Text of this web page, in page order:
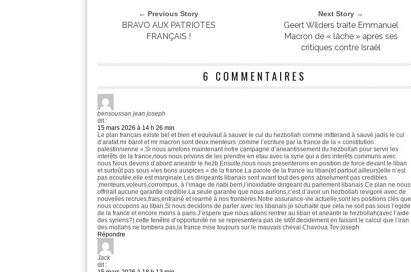
← Previous Story
BRAVO AUX PATRIOTES
FRANÇAIS !
Next Story →
Geert Wilders traite Emmanuel
Macron de « lâche » après ses
critiques contre Israël
6 COMMENTAIRES
bensoussan jean joseph
dit :
15 mars 2026 à 14 h 26 min
Le plan francais existe bel et bien et equivaut à sauver le cul du hezbollah comme mitterand à sauvé jadis le cul
d’arafat.mr barot et mr macron sont deux menteurs ,comme l’ecriture par la france de la « constitution
palestinnienne ».Si nous arretons maintenant notre campagne d’aneantissement du hezbollah pour servir les
interêts de la france,nous nous privons de les prendre en etau avec la syrie qui a des interêts communs avec
nous.Nous devons d’abord aneantir le hezb.Ensuite,nous nous presenterons en position de force devant le liban
et surtoût pas sous »les bons auspices » de la france.La parole de la france au liban(et partout ailleurs)elle n’est
pas ecoutée,elle est marginale.Les dirigeants libanais sont avant tout des gens absolument pas credibles
,menteurs,voleurs,corrompus, à l’image de nabi berri,i’inoxidable dirigeant du parlement libanais.Ce plan ne nous
offrirait aucune garantie credible.La seule garantie que nous aurions,c’est d’avoir un hezbollah revigoré avec de
nouvelles recrues,frais,entrainé et rearmé à nos frontières.Notre assurance-vie actuelle,sont les positions clés que
nous occupons au liban.Si nous decidons de parler avec les libanais je souhaite que cela ne soit pas sous l’egide
de la france et encore moins à paris.J’espere que nous allons rentrer au liban et aneantir le hezbollah(avec l’aide
des syriens?) cette fenêtre d’opportunité ne se representera pas de sitôt decidement en faisant le calcul que l’iran
des mollahs ne tombera pas,la france mise toujours sur le mauvais cheval Chavoua Tov joseph
Répondre
Jack
dit :